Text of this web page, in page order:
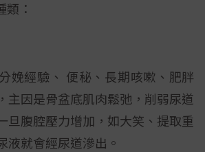
：
娩經驗、 便秘、長期咳嗽、肥胖
主因是骨盆底肌肉鬆弛，削弱尿道
旦腹腔壓力增加，如大笑、提取重
液就會經尿道滲出。